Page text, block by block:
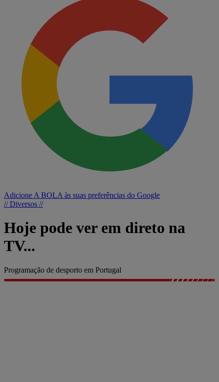
Adicione A BOLA às suas preferências do Google
// Diversos //
Hoje pode ver em direto na
TV...
Programação de desporto em Portugal